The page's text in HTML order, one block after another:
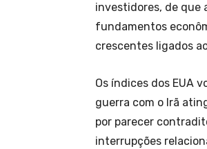
investidores, de que
fundamentos
crescentes ligados
Os índices dos EUA
guerra com o Irã
por parecer
interrupções